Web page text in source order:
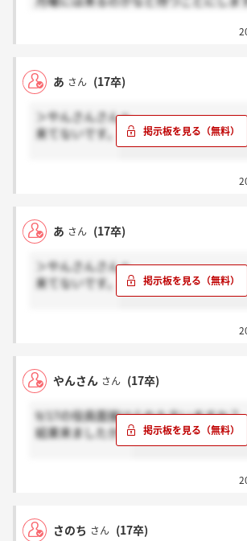
あ さん (17卒)
＞やんさんさんへ
来てないです。
あ さん (17卒)
＞やんさんさんへ
来てないです。
やんさん さん (17卒)
9/17の役員面接けられた方いますか？
結果来ましたか？
さのち さん (17卒)